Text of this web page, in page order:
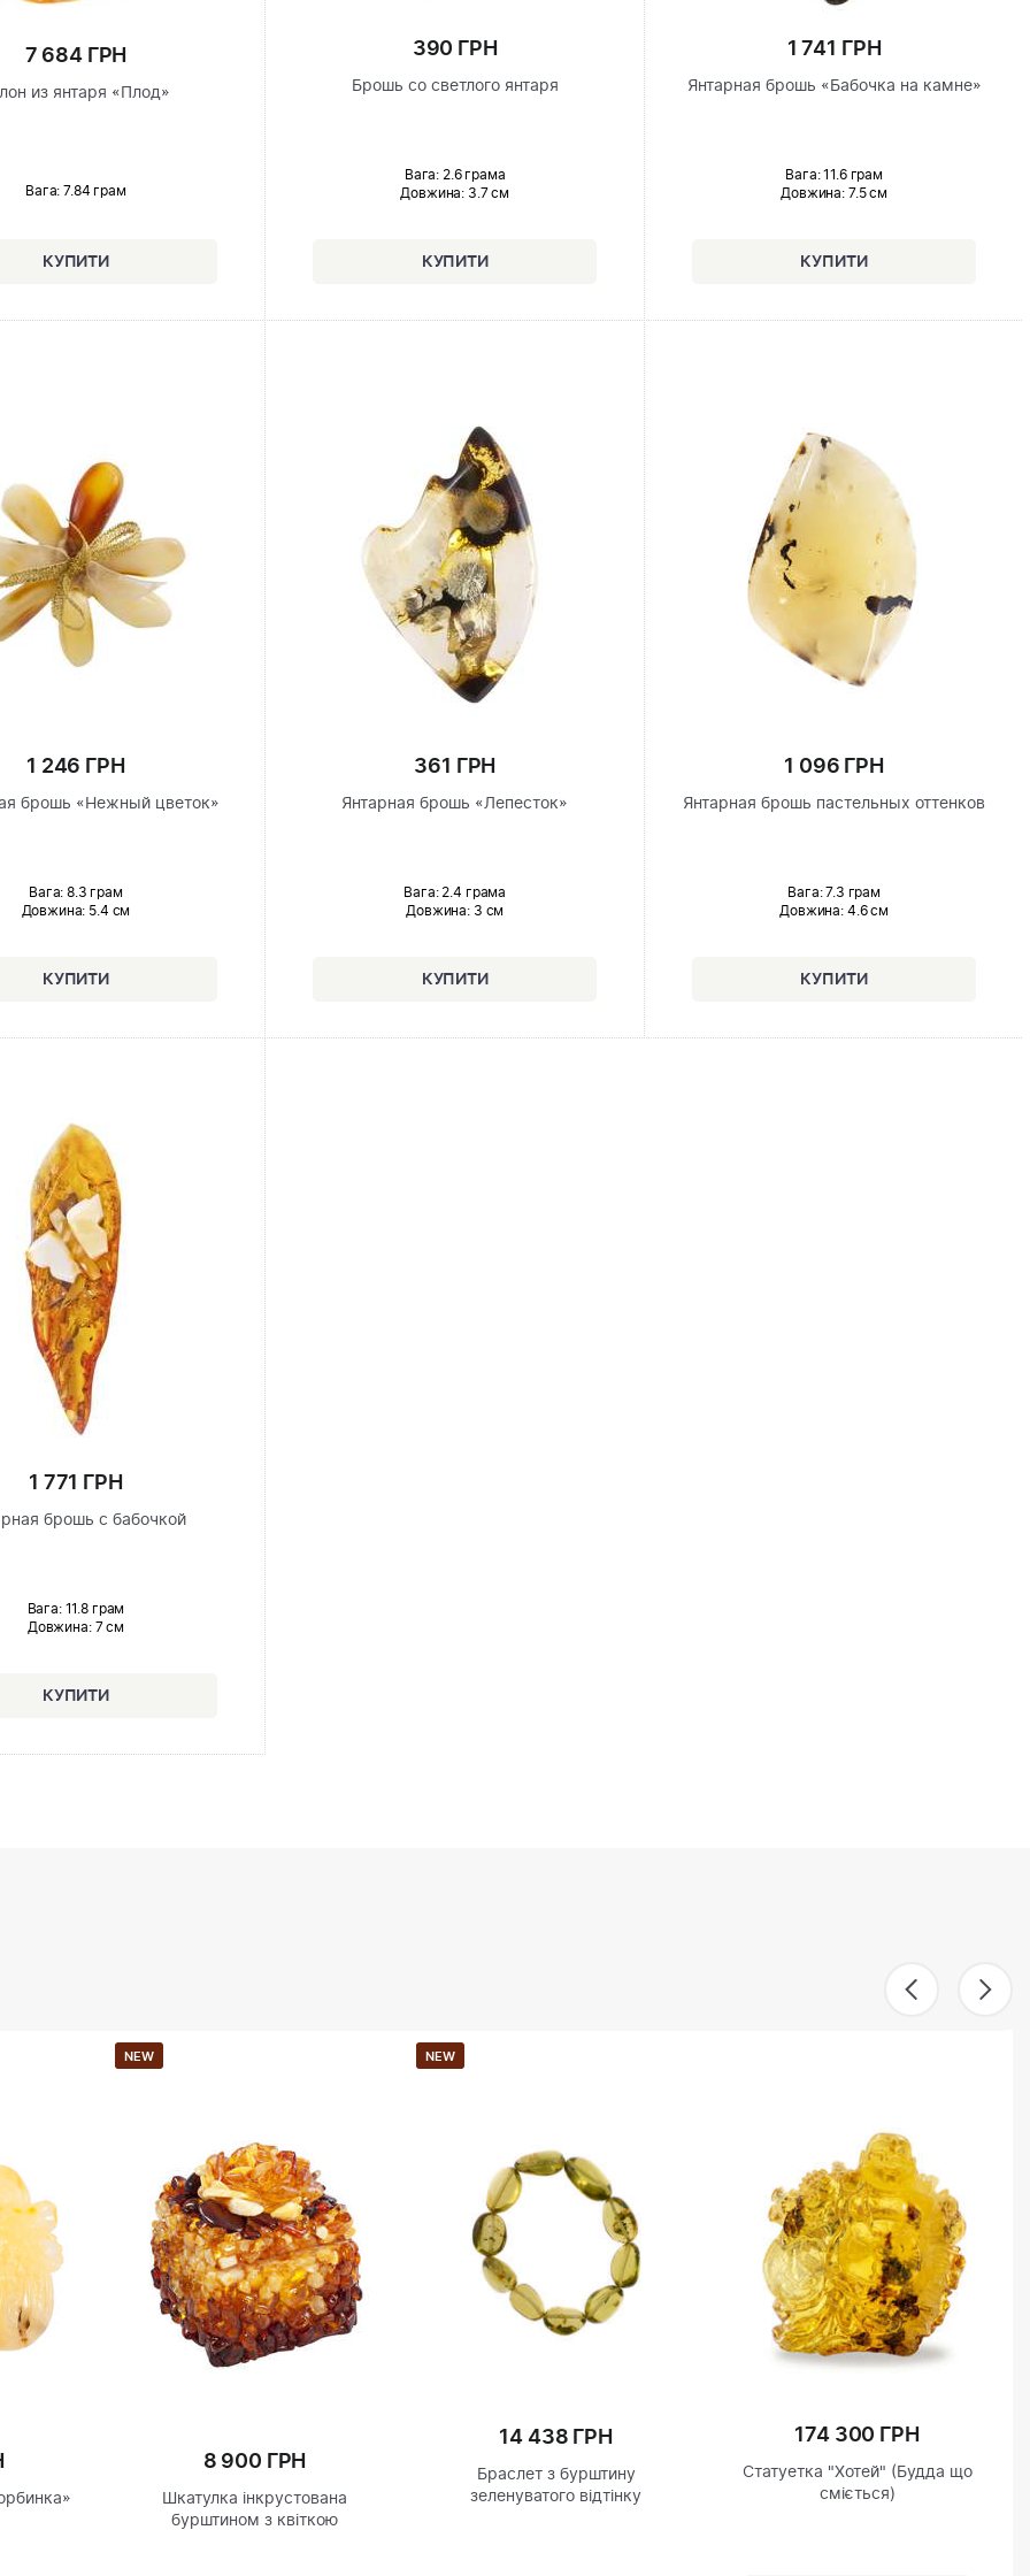
7 684 ГРН
из янтаря «Плод»
Вага: 7.84 грам
390 ГРН
Брошь со светлого янтаря
Вага: 2.6 грама
Довжина: 3.7 см
1 741 ГРН
Янтарная брошь «Бабочка на камне»
Вага: 11.6 грам
Довжина: 7.5 см
1 246 ГРН
брошь «Нежный цветок»
Вага: 8.3 грам
Довжина: 5.4 см
361 ГРН
Янтарная брошь «Лепесток»
Вага: 2.4 грама
Довжина: 3 см
1 096 ГРН
Янтарная брошь пастельных оттенков
Вага: 7.3 грам
Довжина: 4.6 см
1 771 ГРН
брошь с бабочкой
Вага: 11.8 грам
Довжина:7 см
NEW
8 900 ГРН
Шкатулка інкрустована
бурштином з квіткою
NEW
14 438 ГРН
Браслет з бурштину
зеленуватого відтінку
174 300 ГРН
Статуетка "Хотей" (Будда що
сміється)